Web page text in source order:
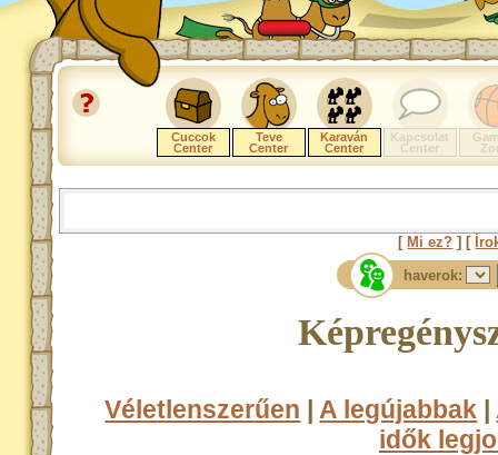
Cuccok
Center
Teve
Center
Karaván
Center
Kapcsolat
Center
[ Mi ez? ] [
haverok:
Véletlenszerűen | A legújabbak |
idők